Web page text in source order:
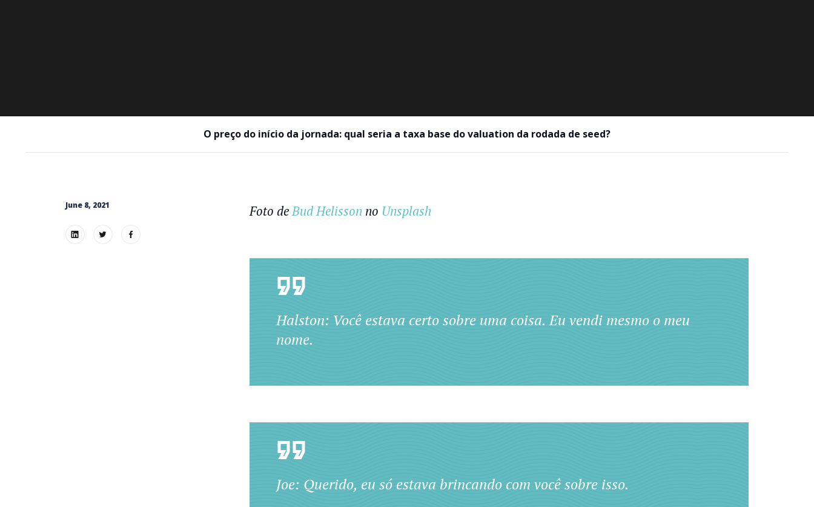
O preço do início da jornada: qual seria a taxa base do valuation da rodada de seed?
June 8, 2021 Foto deBud Helisson no Unsplash
Halston: Você estava certo sobre uma coisa. Eu vendi mesmo o meu
nome.
Joe: Querido, eu só estava brincando com você sobre isso.